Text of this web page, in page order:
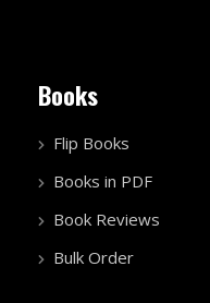
Books
Flip Books
Books in PDF
Book Reviews
Bulk Order